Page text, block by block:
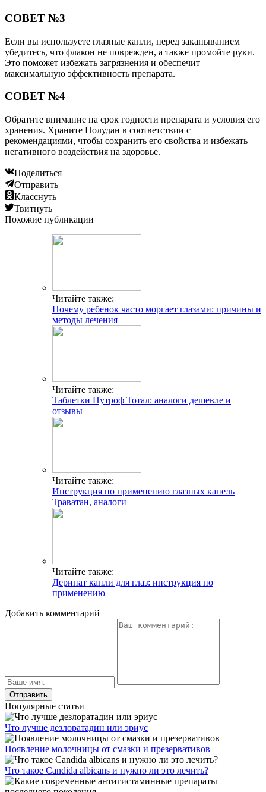
СОВЕТ №3
Если вы используете глазные капли, перед закапыванием
убедитесь, что флакон не поврежден, а также промойте руки.
Это поможет избежать загрязнения и обеспечит
максимальную эффективность препарата.
СОВЕТ №4
Обратите внимание на срок годности препарата и условия его
хранения. Храните Полудан в соответствии с
рекомендациями, чтобы сохранить его свойства и избежать
негативного воздействия на здоровье.
Поделиться
Отправить
Класснуть
Твитнуть
Похожие публикации
Читайте также:
Почему ребенок часто моргает глазами: причины и
методы лечения
Читайте также:
Таблетки Нутроф Тотал: аналоги дешевле и
отзывы
Читайте также:
Инструкция по применению глазных капель
Траватан, аналоги
Читайте также:
Деринат капли для глаз: инструкция по
применению
Добавить комментарий
Популярные статьи
Что лучше дезлоратадин или эриус
Появление молочницы от смазки и презервативов
Что такое Candida albicans и нужно ли это лечить?